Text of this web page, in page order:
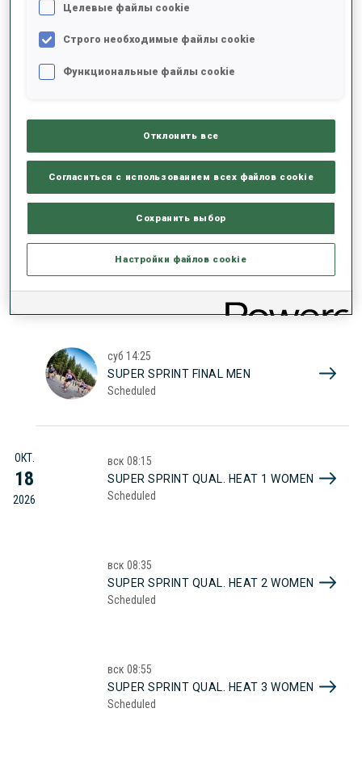
суб 09:00
Scheduled
Scheduled
суб 14:25
SUPER SPRINT FINAL MEN
Scheduled
ОКТ.
18
2026
вск 08:15
SUPER SPRINT QUAL. HEAT 1 WOMEN
Scheduled
вск 08:35
SUPER SPRINT QUAL. HEAT 2 WOMEN
Scheduled
вск 08:55
SUPER SPRINT QUAL. HEAT 3 WOMEN
Scheduled
Целевые файлы cookie
Строго необходимые файлы cookie
Функциональные файлы cookie
Отклонить все
Согласиться с использованием всех файлов cookie
Сохранить выбор
Настройки файлов cookie